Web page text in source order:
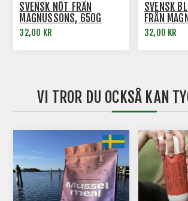
SVENSK NÖT FRÅN
MAGNUSSONS, 650G
32,00 KR
SVENSK
FRÅN
650G
32,00 KR
VI TROR DU OCKSÅ KAN